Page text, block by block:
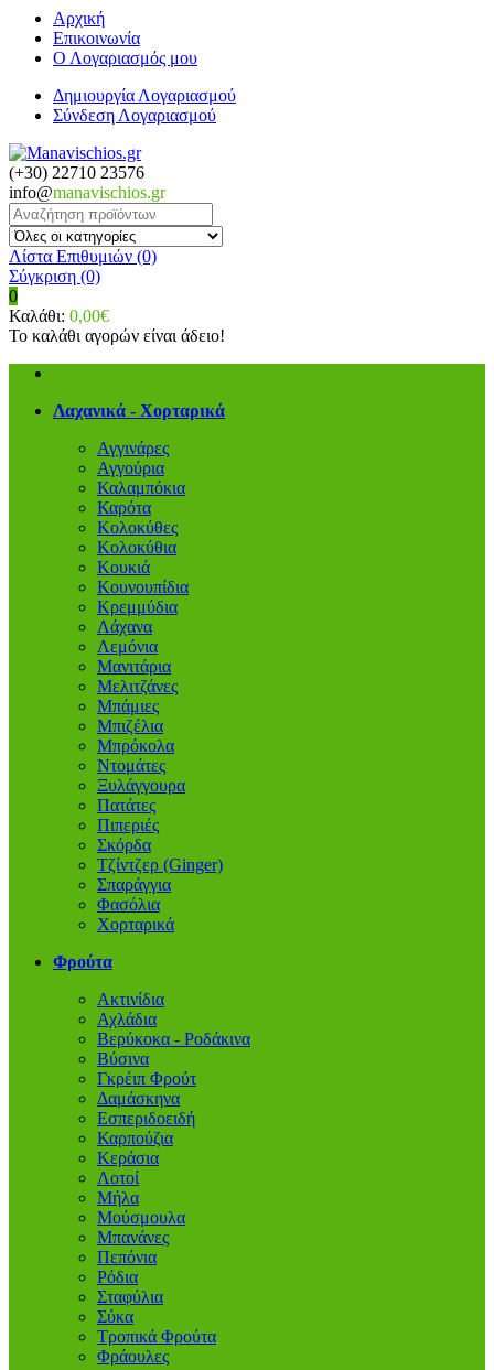
Αρχική
Επικοινωνία
Ο Λογαριασμός μου
Δημιουργία Λογαριασμού
Σύνδεση Λογαριασμού
(+30) 22710 23576
info@manavischios.gr
Λίστα Επιθυμιών (0)
Σύγκριση (0)
0
Καλάθι: 0,00€
Το καλάθι αγορών είναι άδειο!
Λαχανικά - Χορταρικά
Αγγινάρες
Αγγούρια
Καλαμπόκια
Καρότα
Κολοκύθες
Κολοκύθια
Κουκιά
Κουνουπίδια
Κρεμμύδια
Λάχανα
Λεμόνια
Μανιτάρια
Μελιτζάνες
Μπάμιες
Μπιζέλια
Μπρόκολα
Ντομάτες
Ξυλάγγουρα
Πατάτες
Πιπεριές
Σκόρδα
Τζίντζερ (Ginger)
Σπαράγγια
Φασόλια
Χορταρικά
Φρούτα
Ακτινίδια
Αχλάδια
Βερύκοκα - Ροδάκινα
Βύσινα
Γκρέιπ Φρούτ
Δαμάσκηνα
Εσπεριδοειδή
Καρπούζια
Κεράσια
Λοτοί
Μήλα
Μούσμουλα
Μπανάνες
Πεπόνια
Ρόδια
Σταφύλια
Σύκα
Τροπικά Φρούτα
Φράουλες